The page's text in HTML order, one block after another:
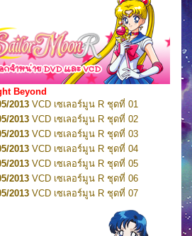
VCD เซเลอร์มูน ชุดที่ 09
VCD เซเลอร์มูน ชุดที่ 10
2012VCD เซเลอร์มูน ชุดที่ 11
2012VCD เซเลอร์มูน ชุดที่ 12
2012VCD เซเลอร์มูน ชุดที่ 13
2012VCD เซเลอร์มูน ชุดที่ 14
2012 VCD เซเลอร์มูน ชุดที่ 15
VCD เซเลอร์มูน ชุดที่ 16
VCD เซเลอร์มูน ชุดที่ 17
VCD เซเลอร์มูน ชุดที่ 18
VCD เซเลอร์มูน ชุดที่ 19
VCD เซเลอร์มูน ชุดที่ 20
VCD เซเลอร์มูน ชุดที่ 21
VCD เซเลอร์มูน ชุดที่ 22
VCD เซเลอร์มูน ชุดที่ 23
DVD เซเลอร์มูน ชุดที่ 01
Beyond
2013 VCD เซเลอร์มูน R ชุดที่ 01
2013 VCD เซเลอร์มูน R ชุดที่ 02
2013 VCD เซเลอร์มูน R ชุดที่ 03
2013 VCD เซเลอร์มูน R ชุดที่ 04
2013 VCD เซเลอร์มูน R ชุดที่ 05
2013 VCD เซเลอร์มูน R ชุดที่ 06
2013 VCD เซเลอร์มูน R ชุดที่ 07
VCD เซเลอร์มูน R ชุดที่ 08
VCD เซเลอร์มูน R ชุดที่ 09